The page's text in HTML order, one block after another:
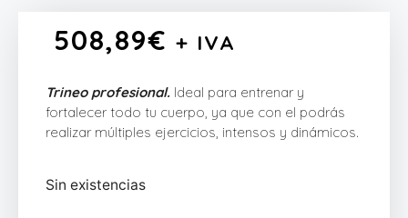
508,89€ + IVA
Trineo profesional. Ideal para entrenar y
fortalecer todo tu cuerpo, ya que con el podrás
realizar múltiples ejercicios, intensos y dinámicos.
Sin existencias